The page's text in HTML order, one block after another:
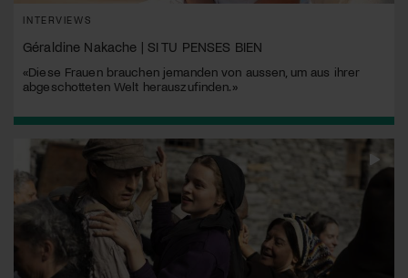
INTERVIEWS
Géraldine Nakache | SI TU PENSES BIEN
«Diese Frauen brauchen jemanden von aussen, um aus ihrer
abgeschotteten Welt herauszufinden.»